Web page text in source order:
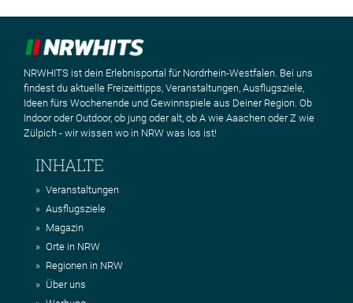
NRWHITS ist dein Erlebnisportal für Nordrhein-Westfalen. Bei uns
findest du aktuelle Freizeittipps, Veranstaltungen, Ausflugsziele,
Ideen fürs Wochenende und Gewinnspiele aus Deiner Region. Ob
Indoor oder Outdoor, ob jung oder alt, ob A wie Aaachen oder Z wie
Zülpich - wir wissen wo in NRW was los ist!
INHALTE
Veranstaltungen
Ausflugsziele
Magazin
Orte in NRW
Regionen in NRW
Über uns